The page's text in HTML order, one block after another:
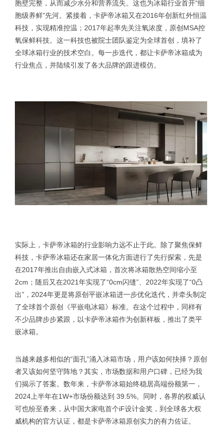
胞壁完整，从而减少水分和营养流失。这也为冰箱行业首开“细
胞级养鲜”先河。紧接着，卡萨帝冰箱又在2016年创新红外恒温
科技，实现精准控温；2017年起率先关注氧浓度，原创MSA控
氧保鲜科技。这一科技也被院士团队鉴定为全球首创，填补了
全球冰箱行业的技术空白。每一步迭代，都让卡萨帝冰箱成为
行业焦点，并陆续引发了各大品牌的跟进模仿。
实际上，卡萨帝冰箱的行业影响力远不止于此。除了聚焦保鲜
科技，卡萨帝冰箱还在家居一体化方面进行了先行探索，先是
在2017年推出自由嵌入式冰箱，首次将冰箱散热空间缩小至
2cm；随后又在2021年实现了“0cm闪缝”、2022年实现了“0凸
出”，2024年更是将原创平嵌冰箱进一步优化迭代，并牵头制定
了全球首个原创《平嵌电冰箱》标准。在这个过程中，同样有
不少品牌步步紧跟，以卡萨帝冰箱作为创新样板，推出了类平
嵌冰箱。
当越来越多相似的“面孔”涌入冰箱市场，用户该如何抉择？原创
者又该如何坚守阵地？其实，市场数据和用户口碑，已经为我
们揭示了答案。数年来，卡萨帝冰箱始终稳居高端份额第一，
2024上半年在1W+市场份额达到 39.5%。同时，各界的权威认
可也纷至沓来，从中国大家电首个iF设计金奖，到全球各大权
威机构的官方认证，都是卡萨帝冰箱原创实力的有力佐证。